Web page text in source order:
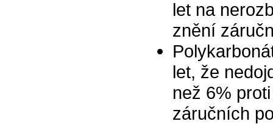
let na
znění
let, že
než 6%
záručních